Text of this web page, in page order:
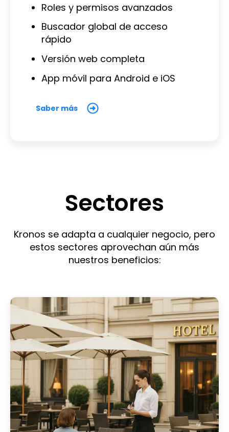
Roles y permisos avanzados
Buscador global de acceso
rápido
Versión web completa
App móvil para Android e iOS
Saber más
Sectores
Kronos se adapta a cualquier negocio, pero
estos sectores aprovechan aún más
nuestros beneficios: